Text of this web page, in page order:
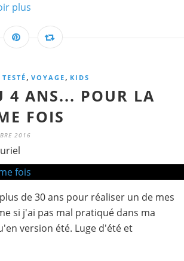
plus
, VOYAGE, KIDS
4 ANS... POUR LA
FOIS
2016
de 30 ans pour réaliser un de mes
si j'ai pas mal pratiqué dans ma
version été. Luge d'été et